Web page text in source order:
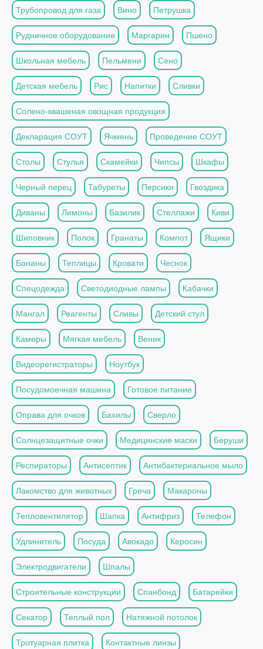
Трубопровод для газа Вино Петрушка
Рудничное оборудование Маргарин Пшено
Школьная мебель Пельмени Сено
Детская мебель Рис Напитки Сливки
Солено-квашеная овощная продукция
Декларация СОУТ Ячмень Проведение СОУТ
Столы Стулья Скамейки Чипсы Шкафы
Черный перец Табуреты Персики Гвоздика
Диваны Лимоны Базилик Стеллажи Киви
Шиповник Полок Гранаты Компот Ящики
Бананы Теплицы Кровати Чеснок
Спецодежда Светодиодные лампы Кабачки
Мангал Реагенты Сливы Детский стул
Камеры Мягкая мебель Веник
Видеорегистраторы Ноутбук
Посудомоечная машина Готовое питание
Оправа для очков Бахилы Сверло
Солнцезащитные очки Медицинские маски Беруши
Респираторы Антисептик Антибактериальное мыло
Лакомство для животных Греча Макароны
Тепловентилятор Шапка Антифриз Телефон
Удлинитель Посуда Авокадо Керосин
Электродвигатели Шпалы
Строительные конструкции Спанбонд Батарейки
Секатор Теплый пол Натяжной потолок
Тротуарная плитка Контактные линзы